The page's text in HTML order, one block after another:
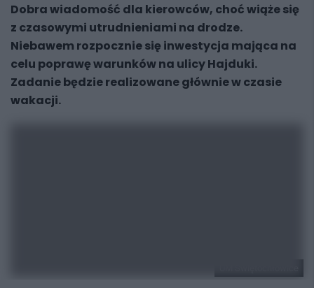
Dobra wiadomość dla kierowców, choć wiąże się
z czasowymi utrudnieniami na drodze.
Niebawem rozpocznie się inwestycja mająca na
celu poprawę warunków na ulicy Hajduki.
Zadanie będzie realizowane głównie w czasie
wakacji.